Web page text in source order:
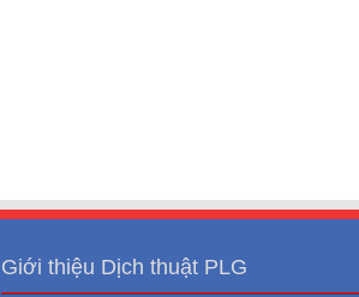
Giới thiệu Dịch thuật PLG